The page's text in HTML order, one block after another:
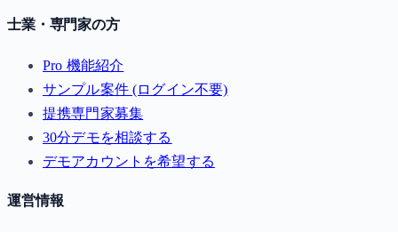
士業・専門家の方
Pro 機能紹介
サンプル案件 (ログイン不要)
提携専門家募集
30分デモを相談する
デモアカウントを希望する
運営情報